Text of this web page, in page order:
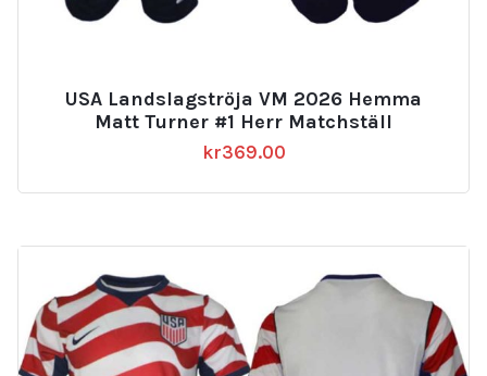
USA Landslagströja VM 2026 Hemma
Matt Turner #1 Herr Matchställ
kr369.00